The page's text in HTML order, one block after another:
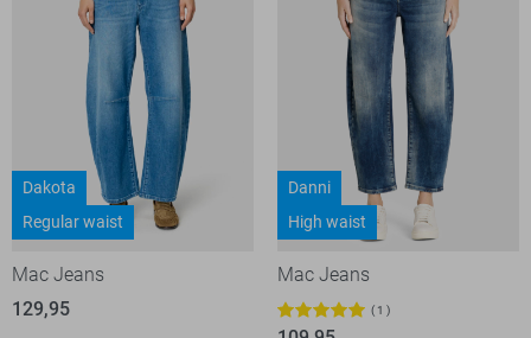
Dakota
Regular waist
Mac Jeans
129,95
Danni
High waist
Mac Jeans
1